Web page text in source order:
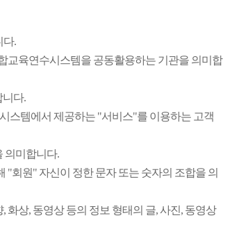
다.
육연수시스템을 공동활용하는 기관을 의미합
다.
스템에서 제공하는 "서비스"를 이용하는 고객
의미합니다.
회원" 자신이 정한 문자 또는 숫자의 조합을 의
상, 동영상 등의 정보 형태의 글, 사진, 동영상